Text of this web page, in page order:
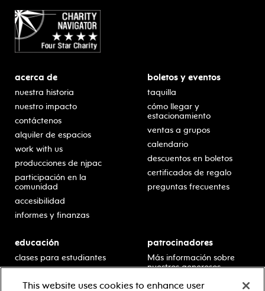
acerca de
nuestra historia
nuestro impacto
contáctenos
alquiler de espacios
work with us
producciones de njpac
participación en la
comunidad
accesibilidad
informes y finanzas
boletos y eventos
taquilla
cómo llegar y
estacionamiento
ventas a grupos
calendario
descuentos en boletos
certificados de regalo
preguntas frecuentes
educación
clases para estudiantes
escolar
patrocinadores
Más información sobre
nuestros generosos
This website uses cookies to enhance user